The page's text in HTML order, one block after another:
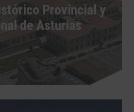
Provincial y
de Asturias